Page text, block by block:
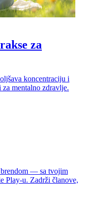
za
koncentraciju i
mentalno zdravlje.
— sa tvojim
Play-u. Zadrži članove,